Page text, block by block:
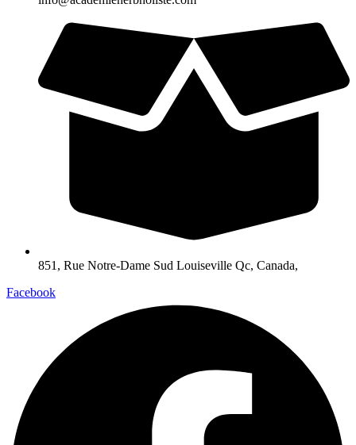
851, Rue Notre-Dame Sud Louiseville Qc, Canada,
Facebook